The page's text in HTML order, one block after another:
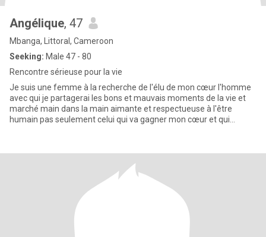
Angélique, 47
Mbanga, Littoral, Cameroon
Seeking: Male 47 - 80
Rencontre sérieuse pour la vie
Je suis une femme à la recherche de l'élu de mon cœur l'homme
avec qui je partagerai les bons et mauvais moments de la vie et
marché main dans la main aimante et respectueuse à l'être
humain pas seulement celui qui va gagner mon cœur et qui